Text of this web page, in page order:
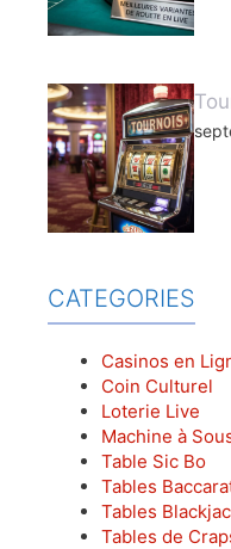
CATEGORIES
Casinos en
Coin Culturel
Loterie Live
Machine à
Table Sic Bo
Tables
Tables
Tables de